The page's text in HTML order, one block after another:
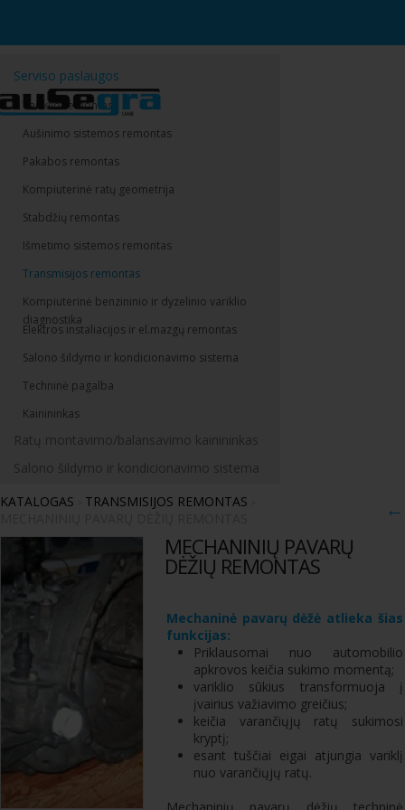
Serviso paslaugos
Variklio remontas
Aušinimo sistemos remontas
Pakabos remontas
Kompiuterinė ratų geometrija
Stabdžių remontas
Išmetimo sistemos remontas
Transmisijos remontas
Kompiuterinė benzininio ir dyzelinio variklio
diagnostika
Elektros instaliacijos ir el.mazgų remontas
Salono šildymo ir kondicionavimo sistema
Techninė pagalba
Kainininkas
Ratų montavimo/balansavimo kainininkas
Salono šildymo ir kondicionavimo sistema
KATALOGAS
TRANSMISIJOS REMONTAS ←
MECHANINIŲ PAVARŲ
DĖŽIŲ REMONTAS
Mechaninė pavarų dėžė atlieka šias
funkcijas:
Priklausomai nuo automobilio
apkrovos keičia sukimo momentą;
variklio sūkius transformuoja į
įvairius važiavimo greičius;
keičia varančiųjų ratų sukimosi
kryptį;
esant tuščiai eigai atjungia variklį
nuo varančiųjų ratų.